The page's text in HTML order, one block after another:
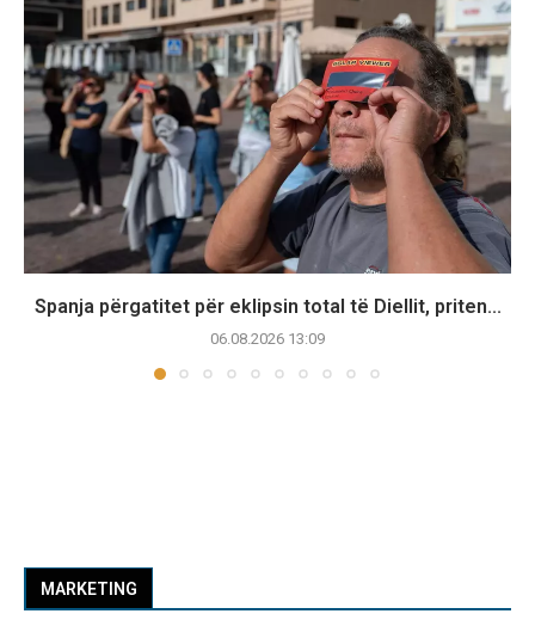
Spanja përgatitet për eklipsin total të Diellit, priten...
06.08.2026 13:09
MARKETING